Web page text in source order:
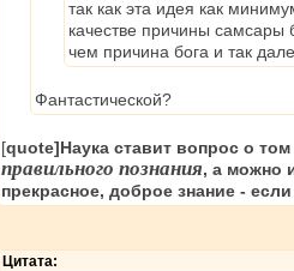
так как эта идея как
качестве причины самсары
чем причина бога и так
Фантастической?
[quote]Наука ставит вопрос о том
правильного познания, а можно
прекрасное, доброе знание -
Цитата: